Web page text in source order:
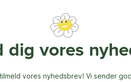
dig vores
vores nyhedsbrev! Vi sender